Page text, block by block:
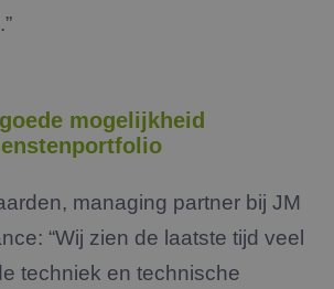
mogelijkheid
managing partner bij JM
“Wij zien de laatste tijd veel
techniek en technische